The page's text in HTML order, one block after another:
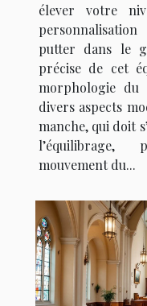
élever votre
putter dans le
précise de cet
morphologie du
divers aspects
manche, qui doit
l’équilibrage,
mouvement du...